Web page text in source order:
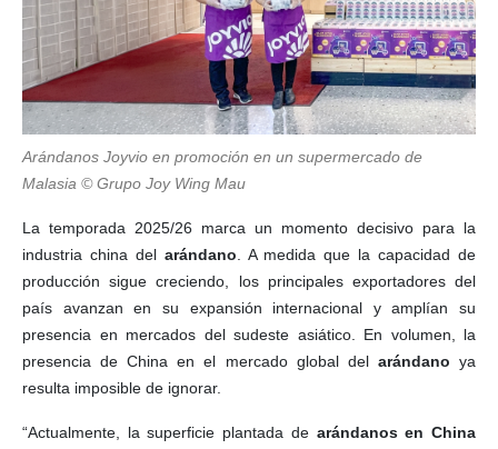
Arándanos Joyvio en promoción en un supermercado de
Malasia © Grupo Joy Wing Mau
La temporada 2025/26 marca un momento decisivo para la
industria china del arándano. A medida que la capacidad de
producción sigue creciendo, los principales exportadores del
país avanzan en su expansión internacional y amplían su
presencia en mercados del sudeste asiático. En volumen, la
presencia de China en el mercado global del arándano ya
resulta imposible de ignorar.
“Actualmente, la superficie plantada de arándanos en China